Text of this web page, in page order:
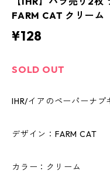
FARM CAT クリーム
¥128
SOLD OUT
IHR/イアのペーパーナプ
デザイン：FARM CAT
カラー：クリーム